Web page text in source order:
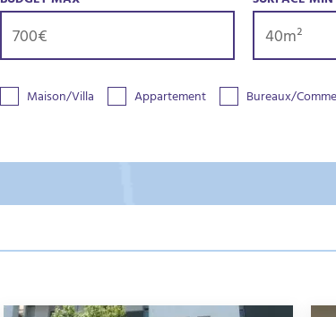
Maison/Villa Appartement Bureaux/